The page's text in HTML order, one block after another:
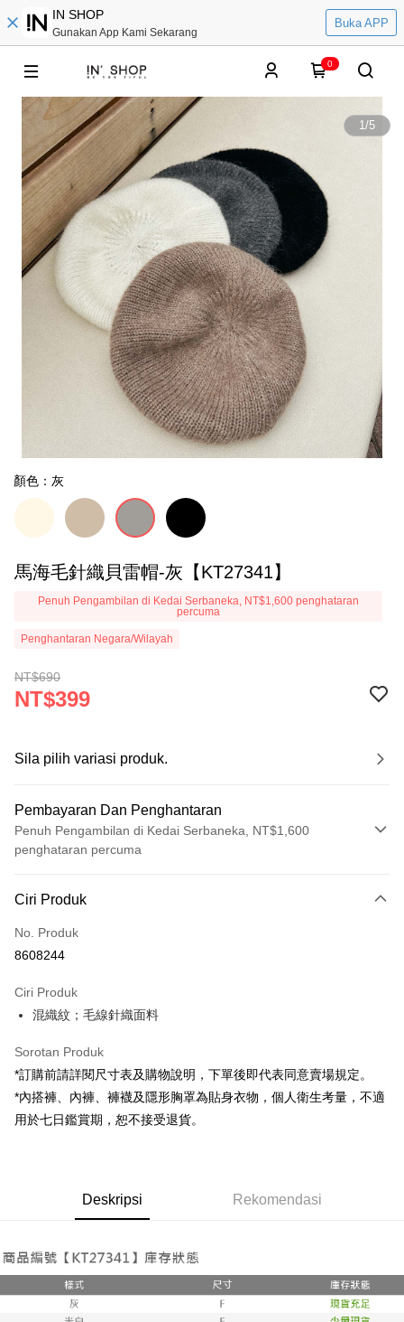
IN SHOP
Gunakan App Kami Sekarang
Buka APP
0
1/5
顏色：灰
馬海毛針織貝雷帽-灰【KT27341】
Penuh Pengambilan di Kedai Serbaneka, NT$1,600 penghataran
percuma
Penghantaran Negara/Wilayah
NT$690
NT$399
Sila pilih variasi produk.
Pembayaran Dan Penghantaran
Penuh Pengambilan di Kedai Serbaneka, NT$1,600
penghataran percuma
Kad Kredit (Bayaran Penuh)
Pengambilan di Kedai Serbaneka
Apple Pay
Google Pay
OP Pay Later
Deskripsi
pengguna Taiwan Mobile tanpa memerlukan permohonan tambahan.
Later selepas pesanan dibuat. Anda perlu mengesahkan nombor telefon
mudah alih anda, memilih bilangan ansuran, dan menetapkan tarikh
akhir pembayaran. Transaksi akan dianggap selesai setelah pembayaran
Pilihan Penghantaran
NT$60/pesanan | Penghantaran percuma untuk pesanan
NT$1,800 atau lebih
付款後全家取貨
Ciri Produk
No. Produk
8608244
Ciri Produk
混織紋；毛線針織面料
Sorotan Produk
*訂購前請詳閱尺寸表及購物說明，下單後即代表同意賣場規定。
*內搭褲、內褲、褲襪及隱形胸罩為貼身衣物，個人衛生考量，不適
用於七日鑑賞期，恕不接受退貨。
Deskripsi Rekomendasi